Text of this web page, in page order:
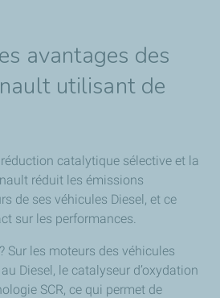
avantages des
utilisant de
catalytique sélective et la
réduit les émissions
de ses véhicules Diesel, et ce
sur les performances.
Sur les moteurs des véhicules
Diesel, le catalyseur d’oxydation
SCR, ce qui permet de